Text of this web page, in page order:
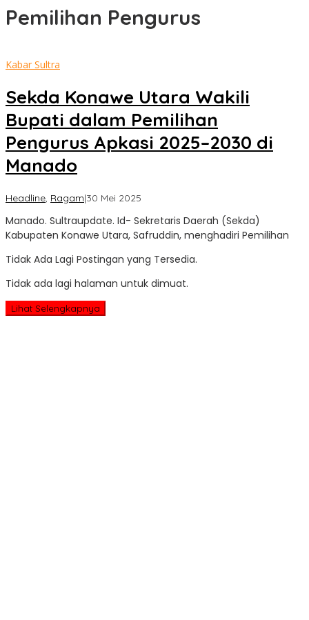
Pemilihan Pengurus
Kabar Sultra
Sekda Konawe Utara Wakili
Bupati dalam Pemilihan
Pengurus Apkasi 2025–2030 di
Manado
Headline, Ragam|30 Mei 2025
Update
Manado. Sultraupdate. Id- Sekretaris Daerah (Sekda)
Kabupaten Konawe Utara, Safruddin, menghadiri Pemilihan
Tidak Ada Lagi Postingan yang Tersedia.
Tidak ada lagi halaman untuk dimuat.
Lihat Selengkapnya